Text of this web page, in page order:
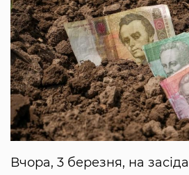
Вчора, 3 березня, на